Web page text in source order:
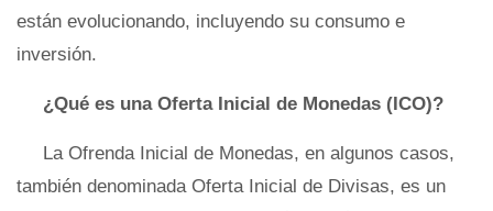
están evolucionando, incluyendo su consumo e
inversión.
¿Qué es una Oferta Inicial de Monedas (ICO)?
La Ofrenda Inicial de Monedas, en algunos casos,
también denominada Oferta Inicial de Divisas, es un